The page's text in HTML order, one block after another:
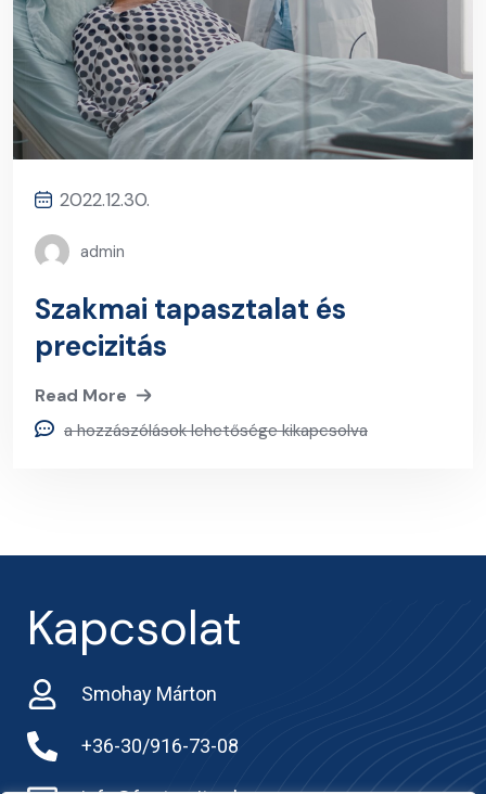
2022.12.30.
admin
Szakmai tapasztalat és
precizitás
Read More
a hozzászólások lehetősége kikapcsolva
Kapcsolat
Smohay Márton
+36-30/916-73-08